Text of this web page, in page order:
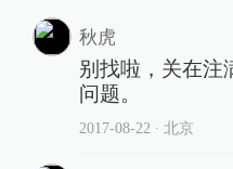
秋虎
别找啦，关在注
问题。
2017-08-22 ∙ 北京